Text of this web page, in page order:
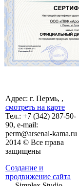
Адрес: г. Пермь, ,
смотреть на карте
Тел.: +7 (342) 287-50-
90, e-mail:
perm@arsenal-kama.ru
2014 © Все права
защищены
Создание и
продвижение сайта